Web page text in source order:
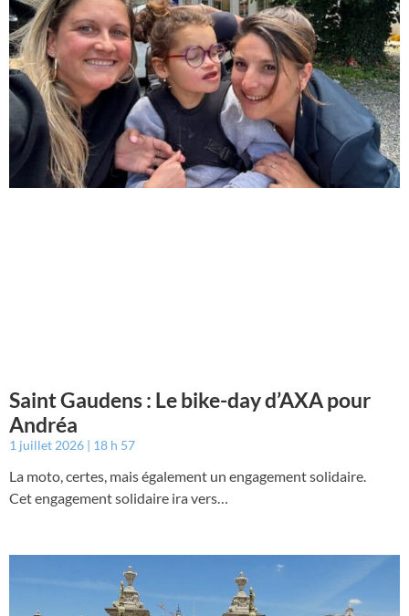
Saint Gaudens : Le bike-day d’AXA pour
Andréa
1 juillet 2026 18 h 57
La moto, certes, mais également un engagement solidaire.
Cet engagement solidaire ira vers…